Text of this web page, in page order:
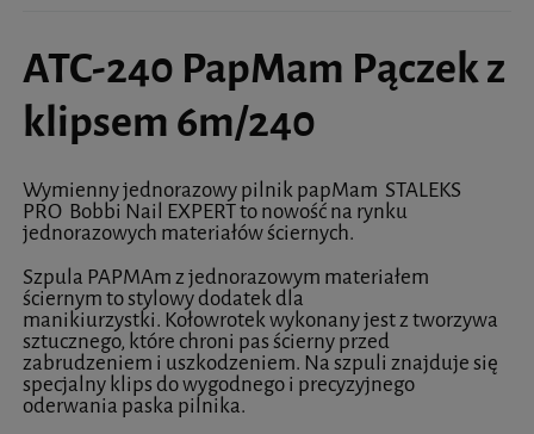
ATC-240 PapMam Pączek z
klipsem 6m/240
Wymienny jednorazowy pilnik papMam STALEKS
PRO Bobbi Nail EXPERT to nowość na rynku
jednorazowych materiałów ściernych.
Szpula PAPMAm z jednorazowym materiałem
ściernym to stylowy dodatek dla
manikiurzystki. Kołowrotek wykonany jest z tworzywa
sztucznego, które chroni pas ścierny przed
zabrudzeniem i uszkodzeniem. Na szpuli znajduje się
specjalny klips do wygodnego i precyzyjnego
oderwania paska pilnika.